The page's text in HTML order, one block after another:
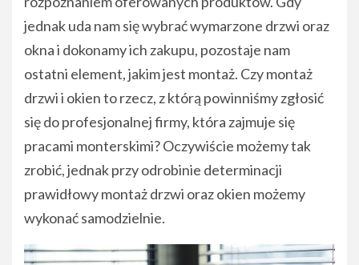
jednak uda nam się wybrać wymarzone drzwi oraz
okna i dokonamy ich zakupu, pozostaje nam
ostatni element, jakim jest montaż. Czy montaż
drzwi i okien to rzecz, z którą powinniśmy zgłosić
się do profesjonalnej firmy, która zajmuje się
pracami monterskimi? Oczywiście możemy tak
zrobić, jednak przy odrobinie determinacji
prawidłowy montaż drzwi oraz okien możemy
wykonać samodzielnie.